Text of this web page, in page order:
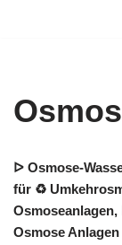
ᐅ Osmose-
für ♻
Osmose